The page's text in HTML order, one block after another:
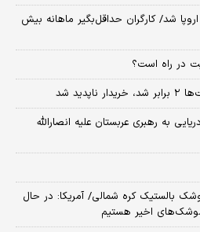
شد/ کارگران حداقل‌بگیر ماهانه بیش
در راه است؟
شد
به رهبری عربستان علیه انصارالله
بالستیک کره شمالی/ آمریکا: در حال
موشک‌های اخیر هستیم